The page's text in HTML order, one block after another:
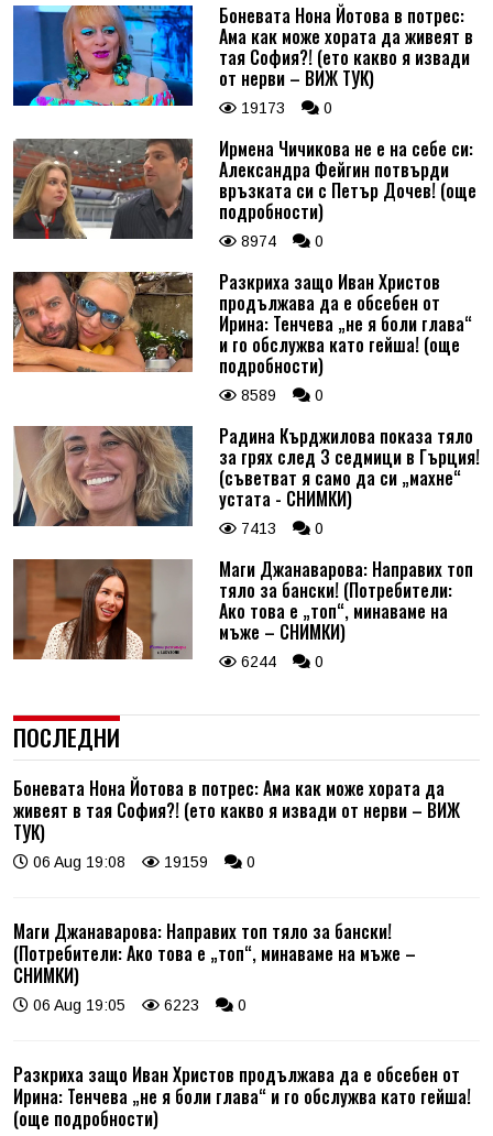
Боневата Нона Йотова в потрес:
Ама как може хората да живеят в
тая София?! (ето какво я извади
от нерви – ВИЖ ТУК)
19173 0
Ирмена Чичикова не е на себе си:
Александра Фейгин потвърди
връзката си с Петър Дочев! (още
подробности)
8974 0
Разкриха защо Иван Христов
продължава да е обсебен от
Ирина: Тенчева „не я боли глава“
и го обслужва като гейша! (още
подробности)
8589 0
Радина Кърджилова показа тяло
за грях след 3 седмици в Гърция!
(съветват я само да си „махне“
устата - СНИМКИ)
7413 0
Маги Джанаварова: Направих топ
тяло за бански! (Потребители:
Ако това е „топ“, минаваме на
мъже – СНИМКИ)
6244 0
ПОСЛЕДНИ
Боневата Нона Йотова в потрес: Ама как може хората да
живеят в тая София?! (ето какво я извади от нерви – ВИЖ
ТУК)
06 Aug 19:08 19159 0
Маги Джанаварова: Направих топ тяло за бански!
(Потребители: Ако това е „топ“, минаваме на мъже –
СНИМКИ)
06 Aug 19:05 6223 0
Разкриха защо Иван Христов продължава да е обсебен от
Ирина: Тенчева „не я боли глава“ и го обслужва като гейша!
(още подробности)